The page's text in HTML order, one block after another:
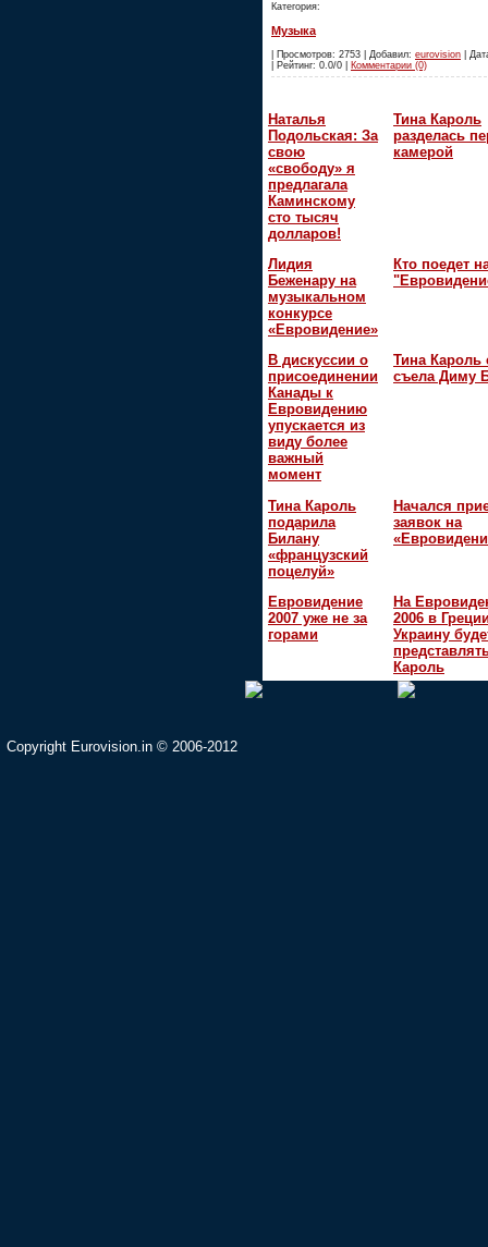
Категория:
Музыка
| Просмотров: 2753 | Добавил: eurovision |
| Рейтинг: 0.0/0 | Комментарии (0)
Наталья
Подольская: За
свою
«свободу» я
предлагала
Каминскому
сто тысяч
долларов!
Тина Кароль
разделась
камерой
Лидия
Беженару на
музыкальном
конкурсе
«Евровидение»
Кто поедет
В дискуссии о
присоединении
Канады к
Евровидению
упускается из
виду более
важный
момент
Тина Кароль
съела Диму
Тина Кароль
подарила
Билану
«французский
поцелуй»
Начался
заявок на
Евровидение
2007 уже не за
горами
На
2006 в
Украину
Кароль
Copyright Eurovision.in © 2006-2012